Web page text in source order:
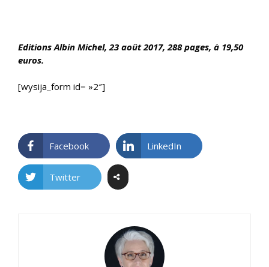
Editions Albin Michel, 23 août2017, 288 pages, à 19,50
euros.
[wysija_form id= »2″]
Facebook LinkedIn
Twitter